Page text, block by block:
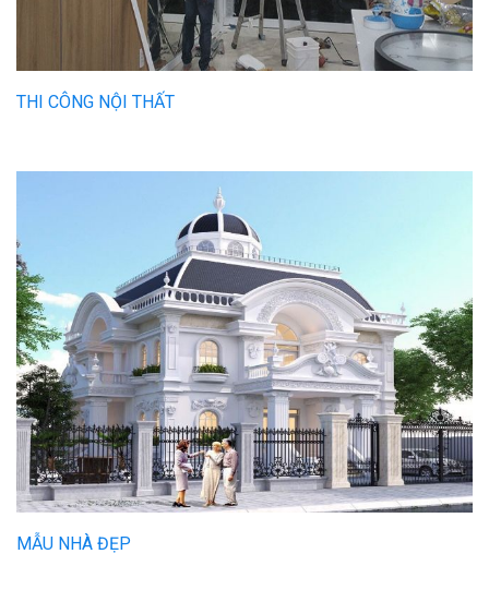
THI CÔNG NỘI THẤT
MẪU NHÀ ĐẸP